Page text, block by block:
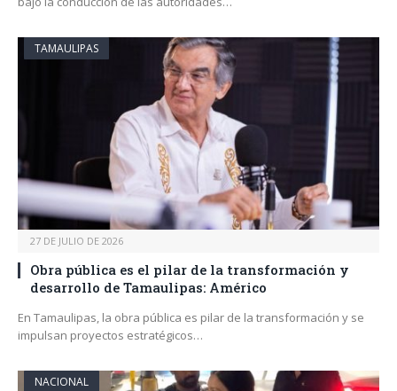
TAMAULIPAS
27 DE JULIO DE 2026
Obra pública es el pilar de la transformación y
desarrollo de Tamaulipas: Américo
En Tamaulipas, la obra pública es pilar de la transformación y se
impulsan proyectos estratégicos…
NACIONAL